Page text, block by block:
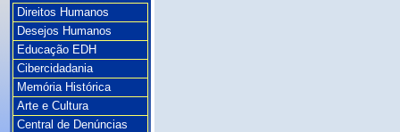
Direitos Humanos
Desejos Humanos
Educação EDH
Cibercidadania
Memória Histórica
Arte e Cultura
Central de Denúncias